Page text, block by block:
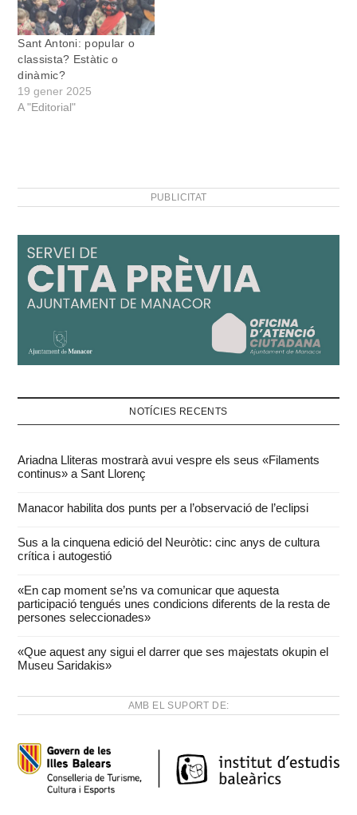
Sant Antoni: popular o
classista? Estàtic o
dinàmic?
19 gener 2025
A "Editorial"
PUBLICITAT
NOTÍCIES RECENTS
Ariadna Lliteras mostrarà avui vespre els seus «Filaments
continus» a Sant Llorenç
Manacor habilita dos punts per a l’observació de l’eclipsi
Sus a la cinquena edició del Neuròtic: cinc anys de cultura
crítica i autogestió
«En cap moment se’ns va comunicar que aquesta
participació tengués unes condicions diferents de la resta de
persones seleccionades»
«Que aquest any sigui el darrer que ses majestats okupin el
Museu Saridakis»
AMB EL SUPORT DE: